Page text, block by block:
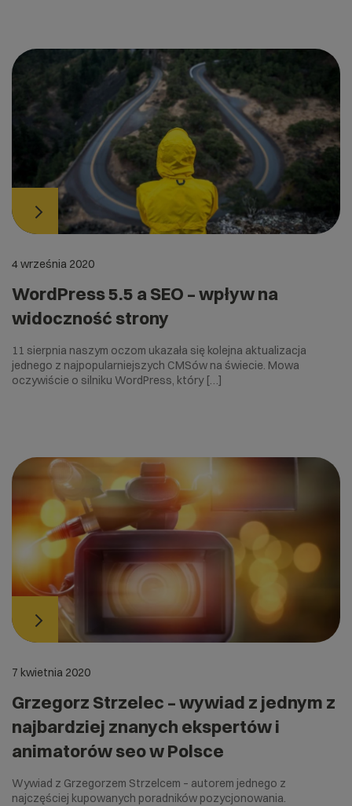
4 września 2020
WordPress 5.5 a SEO – wpływ na
widoczność strony
11 sierpnia naszym oczom ukazała się kolejna aktualizacja
jednego z najpopularniejszych CMSów na świecie. Mowa
oczywiście o silniku WordPress, który […]
7 kwietnia 2020
Grzegorz Strzelec – wywiad z jednym z
najbardziej znanych ekspertów i
animatorów seo w Polsce
Wywiad z Grzegorzem Strzelcem – autorem jednego z
najczęściej kupowanych poradników pozycjonowania.